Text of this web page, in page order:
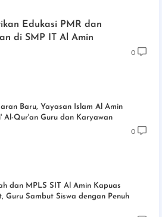
Edukasi PMR dan
di SMP IT Al Amin
0
Baru, Yayasan Islam Al Amin
Al-Qur'an Guru dan Karyawan
0
dan MPLS SIT Al Amin Kapuas
Guru Sambut Siswa dengan Penuh